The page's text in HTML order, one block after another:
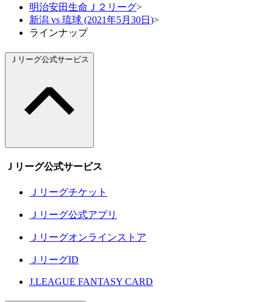
明治安田生命Ｊ２リーグ>
新潟 vs 琉球 (2021年5月30日)>
ラインナップ
Ｊリーグ公式サービス
Ｊリーグ公式サービス
Ｊリーグチケット
Ｊリーグ公式アプリ
Ｊリーグオンラインストア
ＪリーグID
J.LEAGUE FANTASY CARD